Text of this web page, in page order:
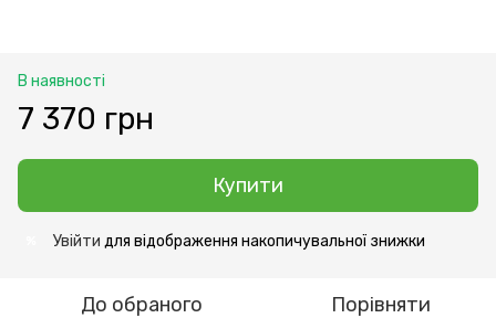
В наявності
7 370 грн
Купити
Увійти для відображення накопичувальної знижки
До обраного Порівняти